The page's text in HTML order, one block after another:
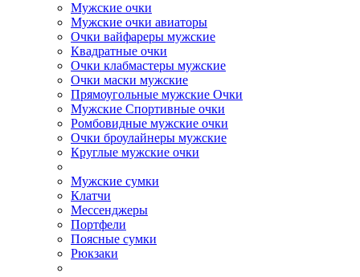
Мужские очки
Мужские очки авиаторы
Очки вайфареры мужские
Квадратные очки
Очки клабмастеры мужские
Очки маски мужские
Прямоугольные мужские Очки
Мужские Спортивные очки
Ромбовидные мужские очки
Очки броулайнеры мужские
Круглые мужские очки
Мужские сумки
Клатчи
Мессенджеры
Портфели
Поясные сумки
Рюкзаки